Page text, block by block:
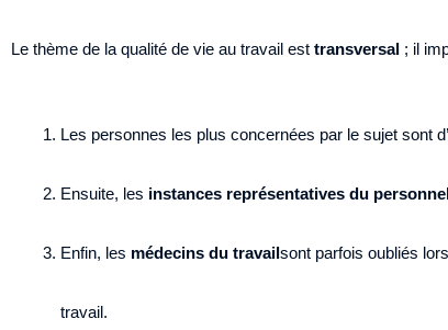
Le thème de la qualité de vie au travail est transversal ; il
Les personnes les plus concernées par le sujet sont
Ensuite, les instances représentatives du
Enfin, les médecins du travailsont parfois oubliés
travail.